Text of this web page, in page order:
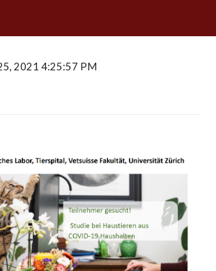
2021 4:25:57 PM